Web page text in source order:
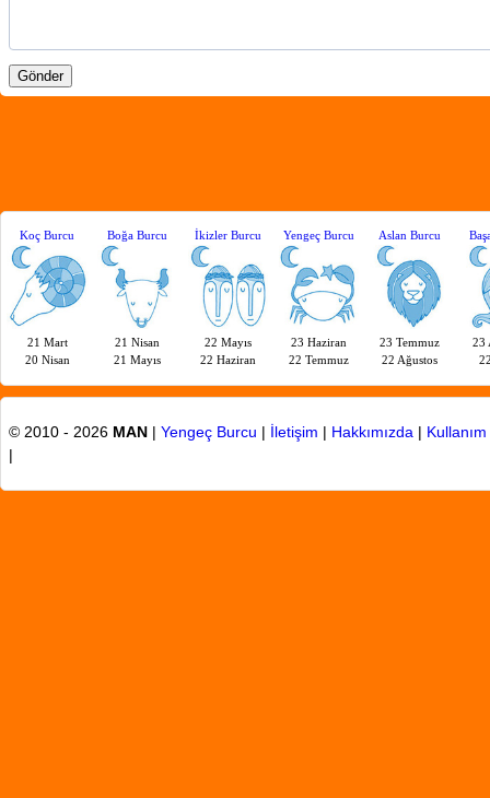
Koç Burcu
21 Mart
20 Nisan
Boğa Burcu
21 Nisan
21 Mayıs
İkizler Burcu
22 Mayıs
22 Haziran
Yengeç Burcu
23 Haziran
22 Temmuz
Aslan Burcu
23 Temmuz
22 Ağustos
23
© 2010 - 2026 MAN | Yengeç Burcu | İletişim | Hakkımızda |
|